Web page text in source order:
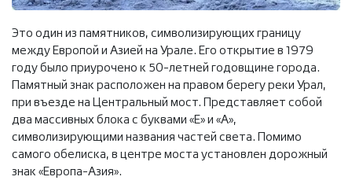
Это один из памятников, символизирующих границу
между Европой и Азией на Урале. Его открытие в 1979
году было приурочено к 50-летней годовщине города.
Памятный знак расположен на правом берегу реки Урал,
при въезде на Центральный мост. Представляет собой
два массивных блока с буквами «Е» и «А»,
символизирующими названия частей света. Помимо
самого обелиска, в центре моста установлен дорожный
знак «Европа-Азия».